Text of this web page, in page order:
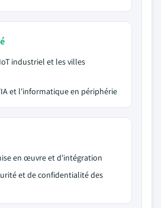
industriel et les villes
et l'informatique en périphérie
en œuvre et d'intégration
et de confidentialité des